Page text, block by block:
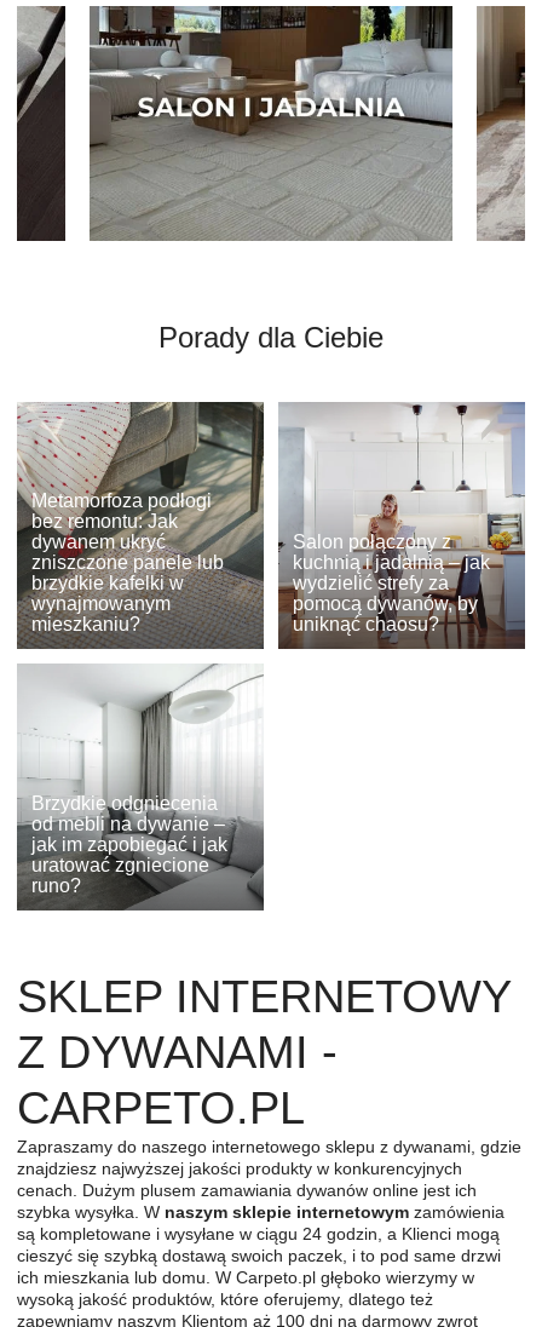
Porady dla Ciebie
Metamorfoza podłogi
bez remontu: Jak
dywanem ukryć
zniszczone panele lub
brzydkie kafelki w
wynajmowanym
mieszkaniu?
Salon połączony z
kuchnią i jadalnią – jak
wydzielić strefy za
pomocą dywanów, by
uniknąć chaosu?
Brzydkie odgniecenia
od mebli na dywanie –
jak im zapobiegać i jak
uratować zgniecione
runo?
SKLEP INTERNETOWY
Z DYWANAMI -
CARPETO.PL
Zapraszamy do naszego internetowego sklepu z dywanami, gdzie
znajdziesz najwyższej jakości produkty w konkurencyjnych
cenach. Dużym plusem zamawiania dywanów online jest ich
szybka wysyłka. W naszym sklepie internetowym zamówienia
są kompletowane i wysyłane w ciągu 24 godzin, a Klienci mogą
cieszyć się szybką dostawą swoich paczek, i to pod same drzwi
ich mieszkania lub domu. W Carpeto.pl głęboko wierzymy w
wysoką jakość produktów, które oferujemy, dlatego też
zapewniamy naszym Klientom aż 100 dni na darmowy zwrot